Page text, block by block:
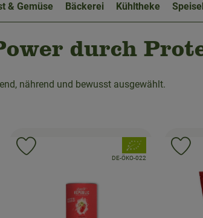
& Gemüse Bäckerei Kühltheke
durch
nährend und bewusst ausgewählt.
, Verband:
, Kontrollstelle:
DE-ÖKO-022
Produkt zu Favouriten hinzufügen